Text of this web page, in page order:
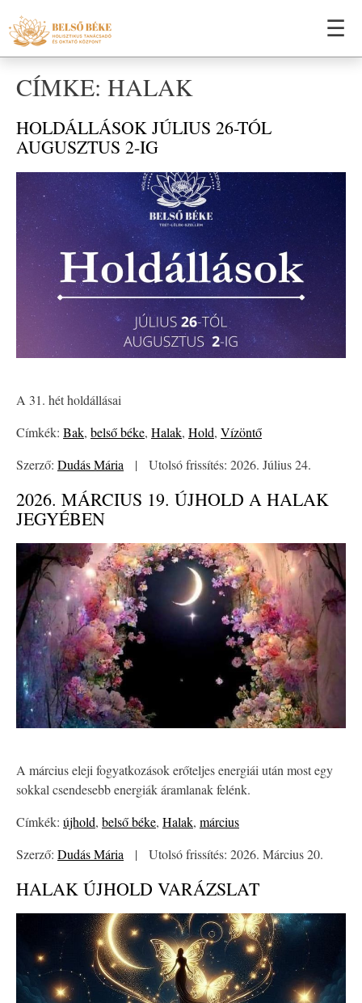
☰
CÍMKE: HALAK
HOLDÁLLÁSOK JÚLIUS 26-TÓL
AUGUSZTUS 2-IG
A 31. hét holdállásai
Címkék: Bak, belső béke, Halak, Hold, Vízöntő
Szerző: Dudás Mária | Utolsó frissítés: 2026. Július 24.
2026. MÁRCIUS 19. ÚJHOLD A HALAK
JEGYÉBEN
A március eleji fogyatkozások erőteljes energiái után most egy
sokkal csendesebb energiák áramlanak felénk.
Címkék: újhold, belső béke, Halak, március
Szerző: Dudás Mária | Utolsó frissítés: 2026. Március 20.
HALAK ÚJHOLD VARÁZSLAT